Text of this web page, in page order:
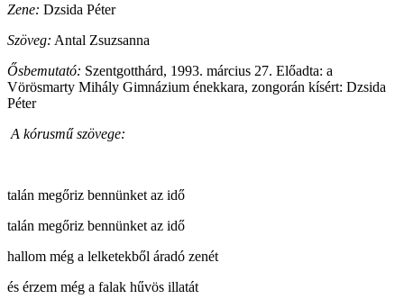
Zene: Dzsida Péter
Szöveg: Antal Zsuzsanna
Ősbemutató: Szentgotthárd, 1993. március 27. Előadta: a
Vörösmarty Mihály Gimnázium énekkara, zongorán kísért: Dzsida
Péter
A kórusmű szövege:
talán megőriz bennünket az idő
talán megőriz bennünket az idő
hallom még a lelketekből áradó zenét
és érzem még a falak hűvös illatát